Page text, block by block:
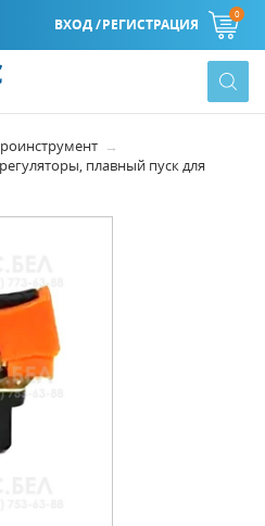
ВХОД /РЕГИСТРАЦИЯ
0
плавный пуск для